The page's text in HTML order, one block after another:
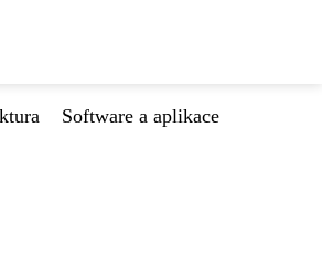
Software a aplikace